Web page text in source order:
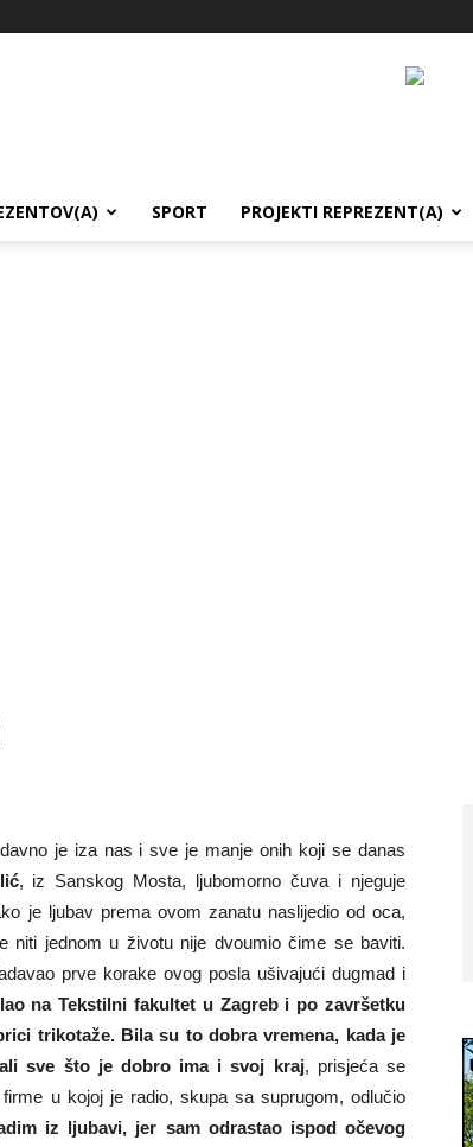
SPORT PROJEKTI REPREZENT(A)
je iza nas i sve je manje onih koji se danas
, iz Sanskog Mosta, ljubomorno čuva i njeguje
je ljubav prema ovom zanatu naslijedio od oca,
niti jednom u životu nije dvoumio čime se baviti.
prve korake ovog posla ušivajući dugmad i
na Tekstilni fakultet u Zagreb i po završetku
trikotaže. Bila su to dobra vremena, kada je
sve što je dobro ima i svoj kraj, prisjeća se
u kojoj je radio, skupa sa suprugom, odlučio
iz ljubavi, jer sam odrastao ispod očevog